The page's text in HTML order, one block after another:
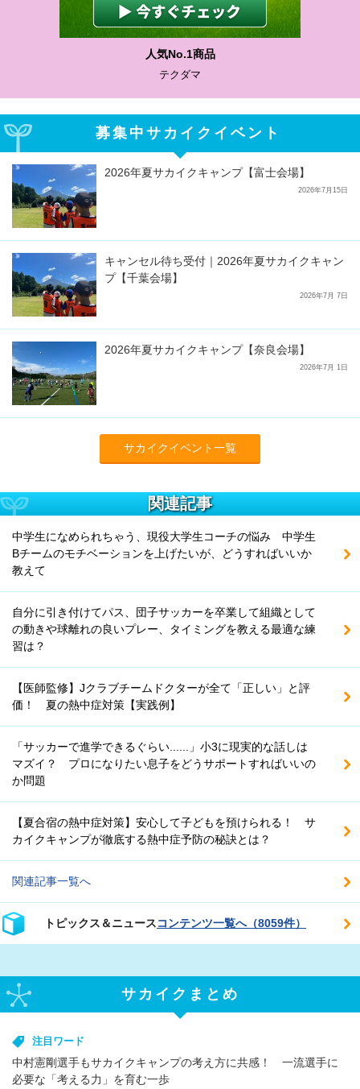
人気No.1商品
テクダマ
募集中サカイクイベント
2026年夏サカイクキャンプ【富士会場】
2026年7月15日
キャンセル待ち受付｜2026年夏サカイクキャン
プ【千葉会場】
2026年7月 7日
2026年夏サカイクキャンプ【奈良会場】
2026年7月 1日
サカイクイベント一覧
関連記事
中学生になめられちゃう、現役大学生コーチの悩み 中学生
Bチームのモチベーションを上げたいが、どうすればいいか
教えて
自分に引き付けてパス、団子サッカーを卒業して組織として
の動きや球離れの良いプレー、タイミングを教える最適な練
習は？
【医師監修】Jクラブチームドクターが全て「正しい」と評
価！ 夏の熱中症対策【実践例】
「サッカーで進学できるぐらい......」小3に現実的な話しは
マズイ？ プロになりたい息子をどうサポートすればいいの
か問題
【夏合宿の熱中症対策】安心して子どもを預けられる！ サ
カイクキャンプが徹底する熱中症予防の秘訣とは？
関連記事一覧へ
トピックス＆ニュースコンテンツ一覧へ（8059件）
サカイクまとめ
注目ワード
中村憲剛選手もサカイクキャンプの考え方に共感！ 一流選手に
必要な「考える力」を育む一歩